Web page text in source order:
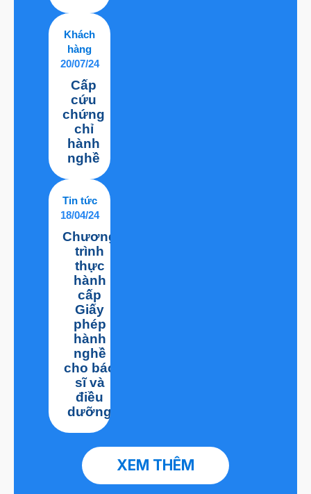
Khách
hàng
20/07/24
Cấp
cứu
chứng
chỉ
hành
nghề
Tin tức
18/04/24
Chương
trình
thực
hành
cấp
Giấy
phép
hành
nghề
cho bác
sĩ và
điều
dưỡng
XEM THÊM